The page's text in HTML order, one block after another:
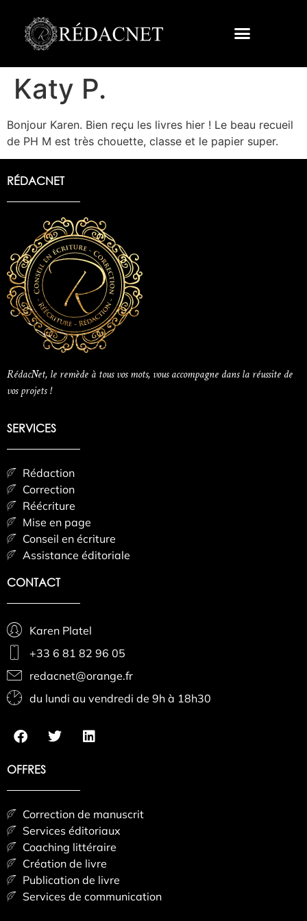
Katy P.
Bonjour Karen. Bien reçu les livres hier ! Le beau recueil
de PH M est très chouette, classe et le papier super.
RÉDACNET
RédacNet, le remède à tous vos mots, vous accompagne dans la réussite de
vos projets !
SERVICES
Rédaction
Correction
Réécriture
Mise en page
Conseil en écriture
Assistance éditoriale
CONTACT
Karen Platel
+33 6 81 82 96 05
redacnet@orange.fr
du lundi au vendredi de 9h à 18h30
OFFRES
Correction de manuscrit
Services éditoriaux
Coaching littéraire
Création de livre
Publication de livre
Services de communication